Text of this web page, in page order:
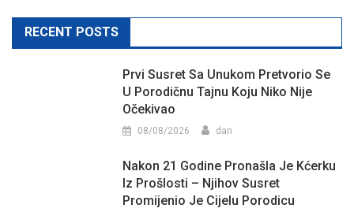
RECENT POSTS
Prvi Susret Sa Unukom Pretvorio Se
U Porodičnu Tajnu Koju Niko Nije
Očekivao
08/08/2026 dan
Nakon 21 Godine Pronašla Je Kćerku
Iz Prošlosti – Njihov Susret
Promijenio Je Cijelu Porodicu